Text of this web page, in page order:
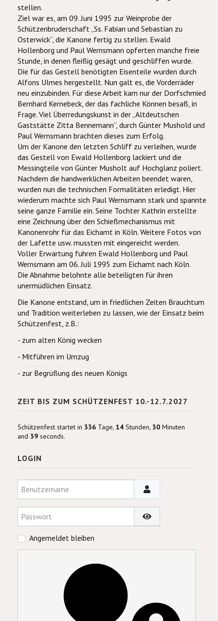
stellen.
Ziel war es, am 09. Juni 1995 zur Weinprobe der
Schützenbruderschaft „Ss. Fabian und Sebastian zu
Osterwick“, die Kanone fertig zu stellen. Ewald
Hollenborg und Paul Wernsmann opferten manche freie
Stunde, in denen fleißig gesägt und geschliffen wurde.
Die für das Gestell benötigten Eisenteile wurden durch
Alfons Ulmes hergestellt. Nun galt es, die Vorderräder
neu einzubinden. Für diese Arbeit kam nur der Dorfschmied
Bernhard Kernebeck, der das fachliche Können besaß, in
Frage. Viel Überredungskunst in der „Altdeutschen
Gaststätte Zitta Bennemann“, durch Günter Mushold und
Paul Wernsmann brachten dieses zum Erfolg.
Um der Kanone den letzten Schliff zu verleihen, wurde
das Gestell von Ewald Hollenborg lackiert und die
Messingteile von Günter Musholt auf Hochglanz poliert.
Nachdem die handwerklichen Arbeiten beendet waren,
wurden nun die technischen Formalitäten erledigt. Hier
wiederum machte sich Paul Wernsmann stark und spannte
seine ganze Familie ein. Seine Tochter Kathrin erstellte
eine Zeichnung über den Schießmechanismus mit
Kanonenrohr für das Eichamt in Köln. Weitere Fotos von
der Lafette usw. mussten mit eingereicht werden.
Voller Erwartung fuhren Ewald Hollenborg und Paul
Wernsmann am 06. Juli 1995 zum Eichamt nach Köln.
Die Abnahme belohnte alle beteiligten für ihren
unermüdlichen Einsatz.
Die Kanone entstand, um in friedlichen Zeiten Brauchtum
und Tradition weiterleben zu lassen, wie der Einsatz beim
Schützenfest, z.B.:
- zum alten König wecken
- Mitführen im Umzug
- zur Begrüßung des neuen Königs
ZEIT BIS ZUM SCHÜTZENFEST 10.-12.7.2027
Schützenfest startet in 336 Tage, 14 Stunden, 30 Minuten
and 39 seconds.
LOGIN
Benutzername
Passwort
Passwort anzeigen
Angemeldet bleiben